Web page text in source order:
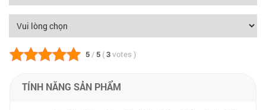
5 / 5 ( 3 votes )
TÍNH NĂNG SẢN PHẨM